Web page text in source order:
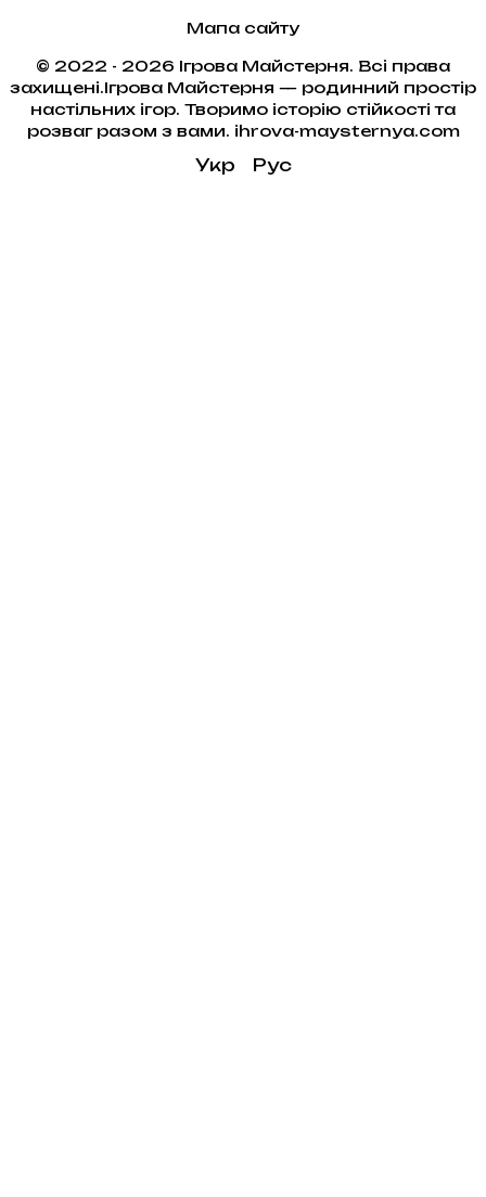
Мапа сайту
© 2022 - 2026 Ігрова Майстерня. Всі права
захищені.Ігрова Майстерня — родинний простір
настільних ігор. Творимо історію стійкості та
розваг разом з вами. ihrova-maysternya.com
Укр Рус